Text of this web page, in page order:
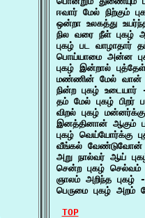
ஈவார் மேல் நிற்கும்
ஒன்றா உலகத்து
நில வரை நீள் புகழ்
புகழ் பட
பொய்யாமை அன்ன
புகழ் இன்றால்
மண்ணின் மேல் வான்
நின்ற புகழ் உடையார்
தம் மேல் புகழ்
விறல் புகழ்
இனத்தினான் ஆகும்
புகழ் வெய்யோர்க்கு
வீங்கல் வேண்டுவோன்
அறு நால்வர் ஆய்
சென்ற புகழ் செல்வம்
ஞாலம் அறிந்த புகழ்
பெருமை புகழ் அறம்
TOP